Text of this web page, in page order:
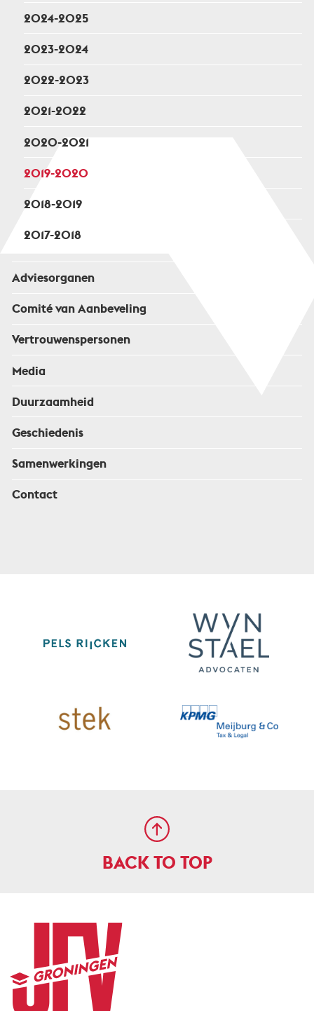
2024-2025
2023-2024
2022-2023
2021-2022
2020-2021
2019-2020
2018-2019
2017-2018
Adviesorganen
Comité van Aanbeveling
Vertrouwenspersonen
Media
Duurzaamheid
Geschiedenis
Samenwerkingen
Contact
BACK TO TOP